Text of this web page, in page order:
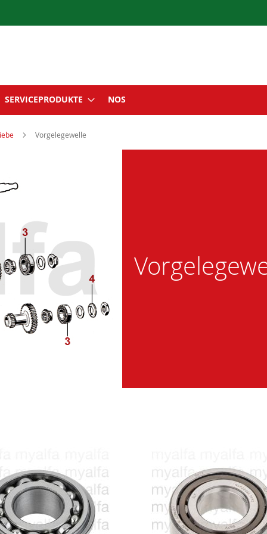
SERVICEPRODUKTE NOS
Vorgelegewelle